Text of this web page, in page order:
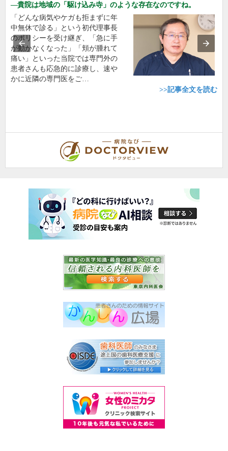
貴院は地域の「駆け込み寺」のような存在なのですね。
「どんな病気やケガも拒まずに年
中無休で診る」という初代理事長
のポリシーを受け継ぎ、「急に手
が動かなくなった」「頬が腫れて
痛い」といった当院では専門外の
患者さんも応急的に診療し、速や
かに近隣の専門医をご…
>>記事全文を読む